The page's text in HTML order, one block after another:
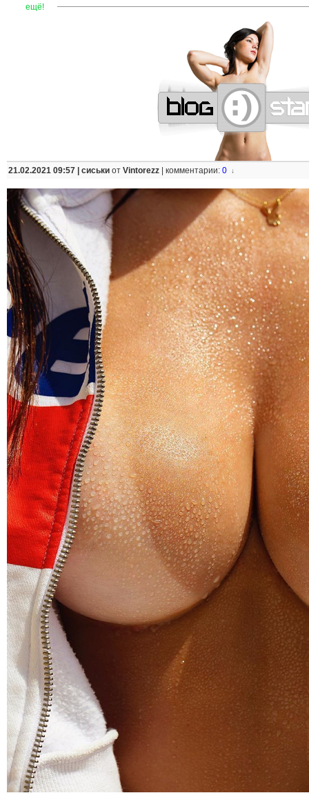
ещё! ——————————————————————
21.02.2021 09:57 | сиськи от Vintorezz комментарии: 0 ↓